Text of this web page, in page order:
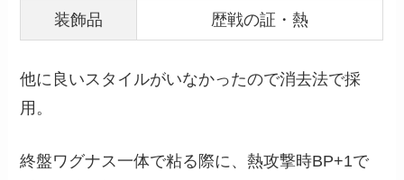
装飾品 歴戦の証・熱
他に良いスタイルがいなかったので消去法で採
用。
終盤ワグナス一体で粘る際に、熱攻撃時BP+1で